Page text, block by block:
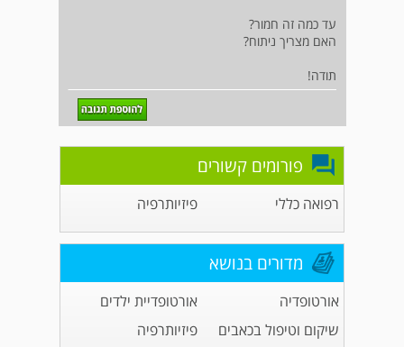
עד כמה זה חמור?
האם מצריך ניתוח?
תודה!
פורומים קשורים
רפואה כללי פיזיותרפיה
מדורים בנושא
אורטופדיה
אורטופדיית ילדים
שיקום וטיפול בכאבים
פיזיותרפיה